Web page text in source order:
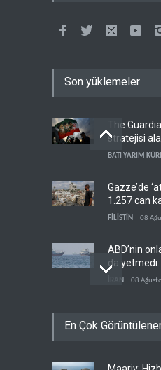
Son yüklemeler
The
stratejisi
BATI YARIM
Gazze’de
1.257 can
FİLİSTİN 08
ABD’nin
da yetmedi:
gemi
İRAN 08
'Arap projesi'
En Çok